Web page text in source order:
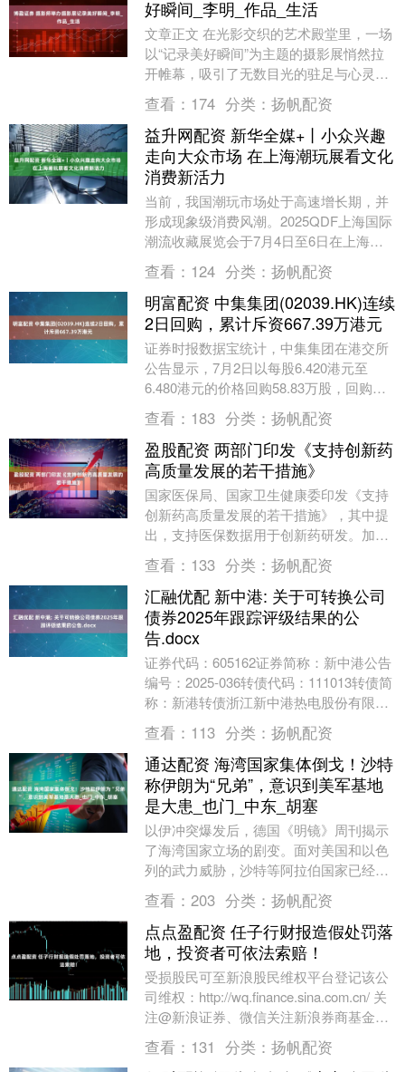
好瞬间_李明_作品_生活
文章正文 在光影交织的艺术殿堂里，一场
以“记录美好瞬间”为主题的摄影展悄然拉
开帷幕，吸引了无数目光的驻足与心灵的
共鸣。这不仅是一场视觉的盛宴，更是摄
影师用镜头捕....
查看： 174 分类： 扬帆配资
益升网配资 新华全媒+丨小众兴趣
走向大众市场 在上海潮玩展看文化
消费新活力
当前，我国潮玩市场处于高速增长期，并
形成现象级消费风潮。2025QDF上海国际
潮流收藏展览会于7月4日至6日在上海新
国际博览中心举办。国内知名潮玩品牌云
集，超2....
查看： 124 分类： 扬帆配资
明富配资 中集集团(02039.HK)连续
2日回购，累计斥资667.39万港元
证券时报数据宝统计，中集集团在港交所
公告显示，7月2日以每股6.420港元至
6.480港元的价格回购58.83万股，回购金
额达380.44万港元。该股当日收盘价....
查看： 183 分类： 扬帆配资
盈股配资 两部门印发《支持创新药
高质量发展的若干措施》
国家医保局、国家卫生健康委印发《支持
创新药高质量发展的若干措施》，其中提
出，支持医保数据用于创新药研发。加强
医疗、医保、医药三方信息互通与协同，
做好医保数据资源....
查看： 133 分类： 扬帆配资
汇融优配 新中港: 关于可转换公司
债券2025年跟踪评级结果的公
告.docx
证券代码：605162证券简称：新中港公告
编号：2025-036转债代码：111013转债简
称：新港转债浙江新中港热电股份有限公
司关于可转换公司债券2025年跟....
查看： 113 分类： 扬帆配资
通达配资 海湾国家集体倒戈！沙特
称伊朗为“兄弟”，意识到美军基地
是大患_也门_中东_胡塞
以伊冲突爆发后，德国《明镜》周刊揭示
了海湾国家立场的剧变。面对美国和以色
列的武力威胁，沙特等阿拉伯国家已经放
下了对伊朗的敌意，公开将伊朗称为“兄弟
般的伊朗伊斯兰....
查看： 203 分类： 扬帆配资
点点盈配资 任子行财报造假处罚落
地，投资者可依法索赔！
受损股民可至新浪股民维权平台登记该公
司维权：http://wq.finance.sina.com.cn/ 关
注@新浪证券、微信关注新浪券商基金、
百度搜索新浪股民....
查看： 131 分类： 扬帆配资